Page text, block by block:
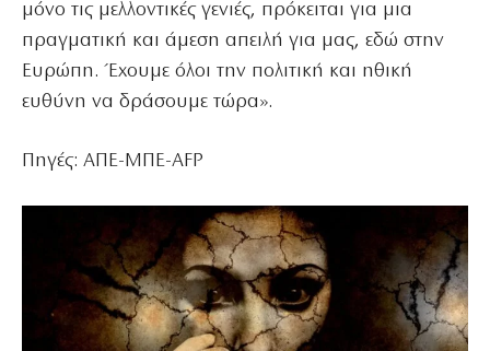
μόνο τις μελλοντικές γενιές, πρόκειται για μια
πραγματική και άμεση απειλή για μας, εδώ στην
Ευρώπη. Έχουμε όλοι την πολιτική και ηθική
ευθύνη να δράσουμε τώρα».
Πηγές: ΑΠΕ-ΜΠΕ-AFP